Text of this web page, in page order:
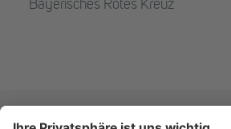
Bayerisches Rotes Kreuz